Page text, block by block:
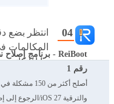
انتظر بضع
المكالمات
ما إذا كانت
رقم 1
والترقية iOS 27/الرجوع إلى إصدار أقدم بأمان